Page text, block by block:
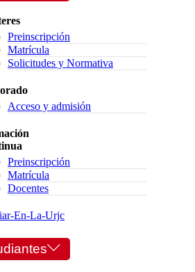
Preinscripción
Matrícula
Solicitudes y Normativa
Acceso y admisión
Preinscripción
Matrícula
Docentes
En-La-Urjc